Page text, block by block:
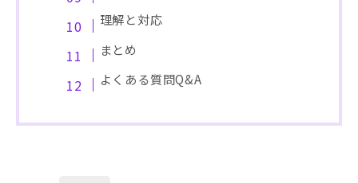
理解と対応
まとめ
よくある質問Q&A